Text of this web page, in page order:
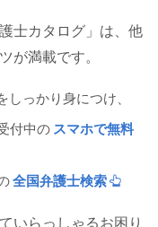
士カタログ」は、他
が満載です。
しっかり身につけ、
付中の スマホで無料
全国弁護士検索
いらっしゃるお困り